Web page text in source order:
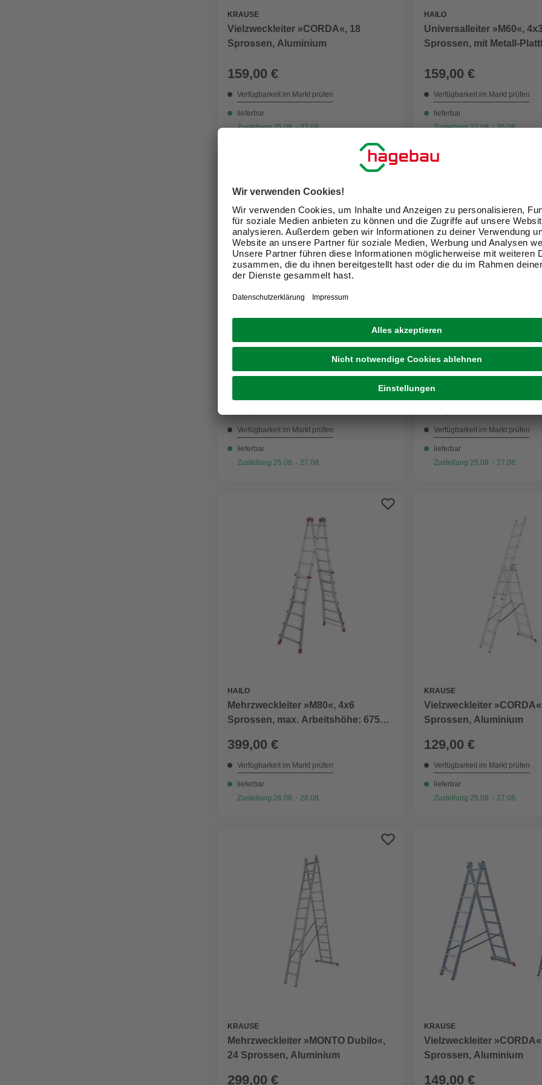
KRAUSE
Vielzweckleiter »CORDA«, 18
Sprossen, Aluminium
159,00 €
Verfügbarkeit im Markt prüfen
lieferbar
Zustellung 25.08. - 27.08.
HAILO
Universalleiter »M60«,
Sprossen, mit Metall-
159,00 €
Verfügbarkeit im Markt prüfen
lieferbar
Zustellung 22.08. - 25.08.
Vielzweckleiter »CORDA«, 27
Verfügbarkeit im Markt prüfen
lieferbar
Zustellung 25.08. - 27.08.
KRAUSE
Vielzweckleiter
Verfügbarkeit im Markt prüfen
lieferbar
Zustellung 25.08. - 27.08.
HAILO
Mehrzweckleiter »M80«, 4x6
Sprossen, max. Arbeitshöhe: 675
399,00 €
Verfügbarkeit im Markt prüfen
lieferbar
Zustellung 26.08. - 28.08.
KRAUSE
Vielzweckleiter
Sprossen, Aluminium
129,00 €
Verfügbarkeit im Markt prüfen
lieferbar
Zustellung 25.08. - 27.08.
KRAUSE
Mehrzweckleiter »MONTO Dubilo«,
24 Sprossen, Aluminium
299,00 €
KRAUSE
Vielzweckleiter
Sprossen, Aluminium
149,00 €